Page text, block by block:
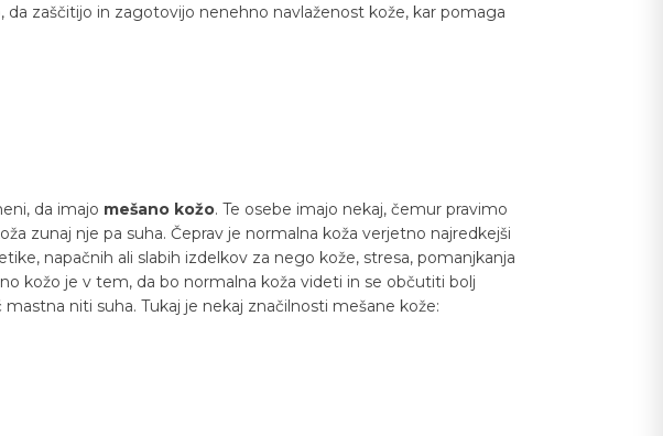
zaščitijo in zagotovijo nenehno navlaženost kože, kar pomaga
da imajo mešano kožo. Te osebe imajo nekaj, čemur pravimo
zunaj nje pa suha. Čeprav je normalna koža verjetno najredkejši
napačnih ali slabih izdelkov za nego kože, stresa, pomanjkanja
kožo je v tem, da bo normalna koža videti in se občutiti bolj
niti suha. Tukaj je nekaj značilnosti mešane kože: